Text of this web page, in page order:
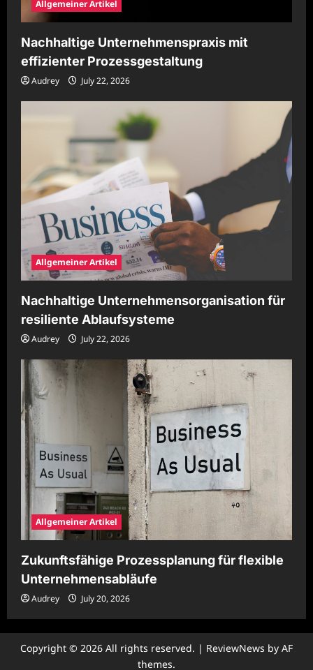
Allgemeiner Artikel
Nachhaltige Unternehmenspraxis mit
effizienter Prozessgestaltung
Audrey July 22, 2026
Allgemeiner Artikel
Nachhaltige Unternehmensorganisation für
resiliente Ablaufsysteme
Audrey July 22, 2026
Allgemeiner Artikel
Zukunftsfähige Prozessplanung für flexible
Unternehmensabläufe
Audrey July 20, 2026
Copyright © 2026 All rights reserved. | ReviewNews by AF
themes.